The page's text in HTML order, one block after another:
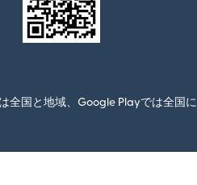
全国と地域、Google Playでは全国